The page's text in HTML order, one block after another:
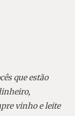
que estão
vinho e leite